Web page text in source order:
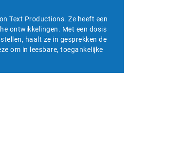
Text Productions. Ze heeft een
ontwikkelingen. Met een dosis
haalt ze in gesprekken de
om in leesbare, toegankelijke